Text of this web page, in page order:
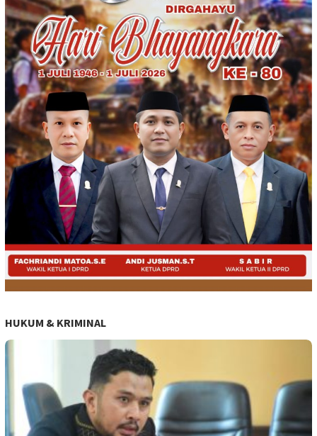
HUKUM & KRIMINAL